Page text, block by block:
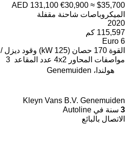
AED 131,100 €30,900 ≈ $35,700
الميكروباصات شاحنة مقفلة
2020
115,597 كم
Euro 6
القوة 170 حصان (125 kW) وقود ديزل
مواصفات المحاور 4x2 عدد المقاعد 3
هولندا، Genemuiden
Kleyn Vans B.V. Genemuiden
3 سنة في Autoline
الاتصال بالبائع